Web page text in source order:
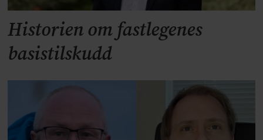
Historien om fastlegenes
basistilskudd